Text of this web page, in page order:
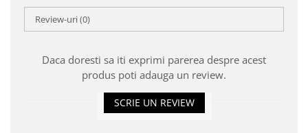
Review-uri(0)
Daca doresti sa iti exprimi parerea despre acest
produs poti adauga un review.
SCRIE UN REVIEW